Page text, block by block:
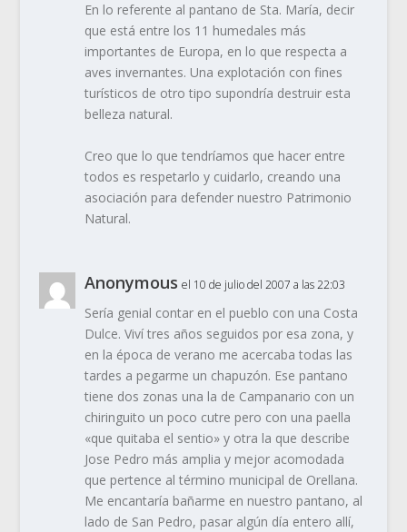
En lo referente al pantano de Sta. María, decir
que está entre los 11 humedales más
importantes de Europa, en lo que respecta a
aves invernantes. Una explotación con fines
turísticos de otro tipo supondría destruir esta
belleza natural.
Creo que lo que tendríamos que hacer entre
todos es respetarlo y cuidarlo, creando una
asociación para defender nuestro Patrimonio
Natural.
Anonymous el 10 de julio del 2007 a las 22:03
Sería genial contar en el pueblo con una Costa
Dulce. Viví tres años seguidos por esa zona, y
en la época de verano me acercaba todas las
tardes a pegarme un chapuzón. Ese pantano
tiene dos zonas una la de Campanario con un
chiringuito un poco cutre pero con una paella
«que quitaba el sentio» y otra la que describe
Jose Pedro más amplia y mejor acomodada
que pertence al término municipal de Orellana.
Me encantaría bañarme en nuestro pantano, al
lado de San Pedro, pasar algún día entero allí,